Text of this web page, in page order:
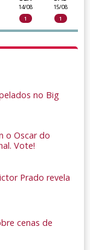
14/08
1
15/08
1
no Big
o Oscar do
Vote!
Prado revela
cenas de